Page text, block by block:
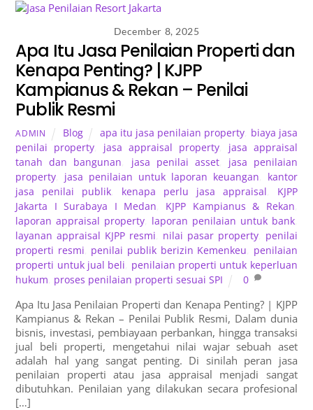
December 8, 2025
Apa Itu Jasa Penilaian Properti dan
Kenapa Penting? | KJPP
Kampianus & Rekan – Penilai
Publik Resmi
ADMIN Blog apa itu jasa penilaian property biaya jasa
penilai property
jasa appraisal property, jasa appraisal
tanah dan bangunan
jasa penilai asset, jasa penilaian
property
jasa penilaian untuk laporan keuangan
kantor
jasa penilai publik
kenapa perlu jasa appraisal
KJPP
Jakarta I Surabaya I Medan
KJPP Kampianus & Rekan
laporan appraisal property
laporan penilaian untuk bank,
layanan appraisal KJPP resmi
nilai pasar property, penilai
properti resmi
penilai publik berizin Kemenkeu
penilaian
properti untuk jual beli
penilaian properti untuk keperluan
hukum proses penilaian properti sesuai SPI 0
Apa Itu Jasa Penilaian Properti dan Kenapa Penting? | KJPP
Kampianus & Rekan – Penilai Publik Resmi, Dalam dunia
bisnis, investasi, pembiayaan perbankan, hingga transaksi
jual beli properti, mengetahui nilai wajar sebuah aset
adalah hal yang sangat penting. Di sinilah peran jasa
penilaian properti atau jasa appraisal menjadi sangat
dibutuhkan. Penilaian yang dilakukan secara profesional
[…]